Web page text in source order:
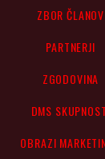
ZBOR ČLANOV
PARTNERJI
ZGODOVINA
DMS
OBRAZI